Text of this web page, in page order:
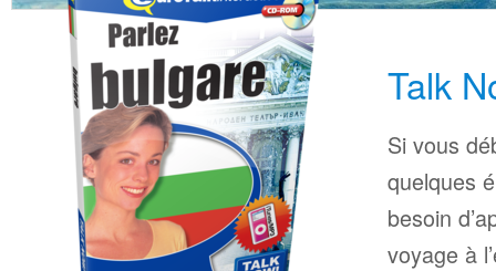
Talk
Si vous
quelques
besoin
voyage à